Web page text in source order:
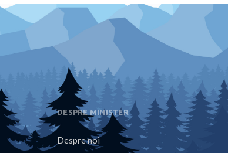
DESPRE MINISTER
Despre noi